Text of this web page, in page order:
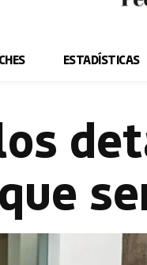
ESTADÍSTICAS